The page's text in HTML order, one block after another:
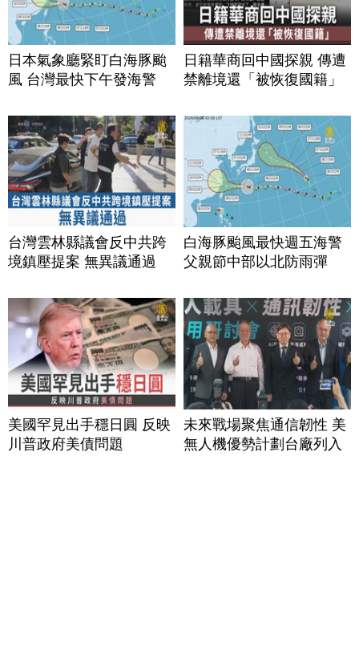
日本氣象廳緊盯白海豚颱
風 台灣最快下午發海警
日籍華商回中國探親 傳遭
禁離境還「被恢復國籍」
台灣雲林縣議會反中共跨
境鎮壓提案 無異議通過
白海豚颱風最快週五海警
父親節中部以北防雨彈
美國罕見出手穩日圓 反映
川普政府美債問題
未來戰場聚焦通信韌性 美
無人機優勢計劃台廠列入